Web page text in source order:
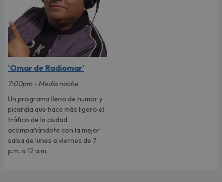
'Omar de Radiomar'
7:00pm - Media noche
Un programa lleno de humor y
picardía que hace más ligero el
tráfico de la ciudad
acompañándote con la mejor
salsa de lunes a viernes de 7
p.m. a 12 a.m.